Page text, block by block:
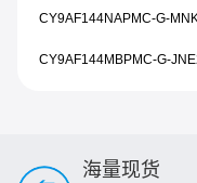
CY9AF144MBPMC-G-
海量现货